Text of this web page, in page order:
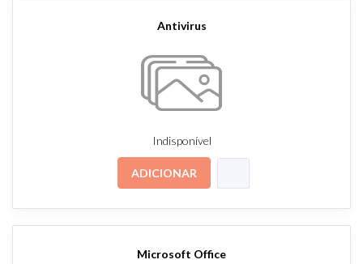
Antivirus
Indisponível
ADICIONAR
Microsoft Office